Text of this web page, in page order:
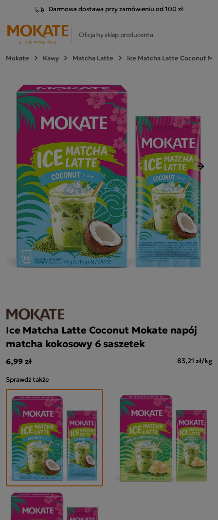
Darmowa dostawa przy zamówieniu od 100 zł
Oficjalny sklep producenta
Mokate Kawy Matcha Latte Ice Matcha Latte Coconut
Ice Matcha Latte Coconut Mokate napój
matcha kokosowy 6 saszetek
6,99 zł 83,21 zł/kg
Sprawdź także